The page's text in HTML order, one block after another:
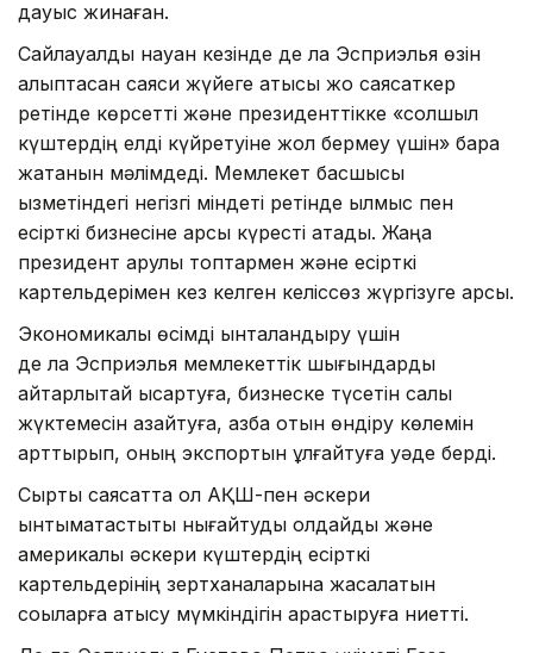
дауыс жинаған.
Сайлауалды науқан кезінде де ла Эсприэлья өзін
қалыптасқан саяси жүйеге қатысы жоқ саясаткер
ретінде көрсетті және президенттікке «солшыл
күштердің елді күйретуіне жол бермеу үшін» бара
жатқанын мәлімдеді. Мемлекет басшысы
қызметіндегі негізгі міндеті ретінде қылмыс пен
есірткі бизнесіне қарсы күресті атады. Жаңа
президент қарулы топтармен және есірткі
картельдерімен кез келген келіссөз жүргізуге қарсы.
Экономикалық өсімді ынталандыру үшін
де ла Эсприэлья мемлекеттік шығындарды
айтарлықтай қысқартуға, бизнеске түсетін салық
жүктемесін азайтуға, қазба отын өндіру көлемін
арттырып, оның экспортын ұлғайтуға уәде берді.
Сыртқы саясатта ол АҚШ-пен әскери
ынтымақтастықты нығайтуды қолдайды және
америкалық әскери күштердің есірткі
картельдерінің зертханаларына жасалатын
соққыларға қатысу мүмкіндігін қарастыруға ниетті.